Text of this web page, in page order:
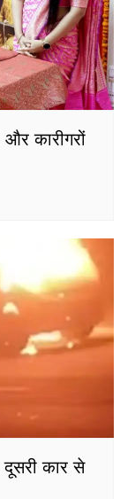
कारीगरों
कार से